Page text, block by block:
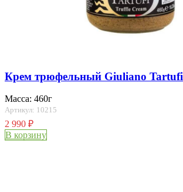
Крем трюфельный Giuliano Tartufi
Масса: 460г
Артикул: 10215
2 990 ₽
В корзину